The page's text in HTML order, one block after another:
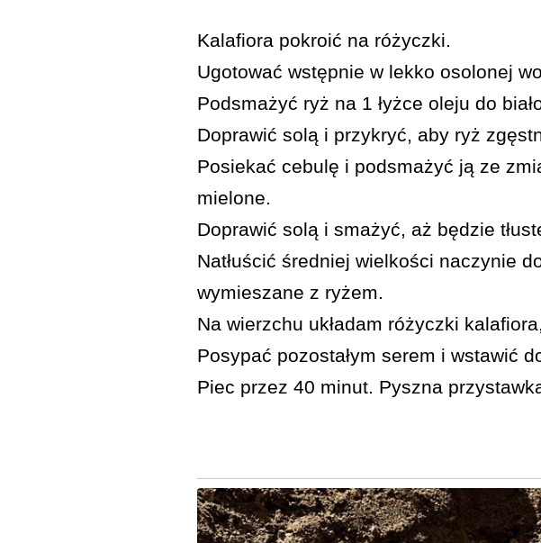
Kalafiora pokroić na różyczki.
Ugotować wstępnie w lekko osolonej
Podsmażyć ryż na 1 łyżce oleju do
Doprawić solą i przykryć, aby ryż
Posiekać cebulę i podsmażyć ją ze
mielone.
Doprawić solą i smażyć, aż będzie
Natłuścić średniej wielkości naczynie
wymieszane z ryżem.
Na wierzchu układam różyczki
Posypać pozostałym serem i wstawić
Piec przez 40 minut. Pyszna